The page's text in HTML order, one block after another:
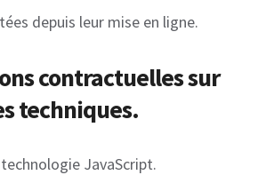
depuis leur mise en ligne.
contractuelles sur
techniques.
JavaScript.